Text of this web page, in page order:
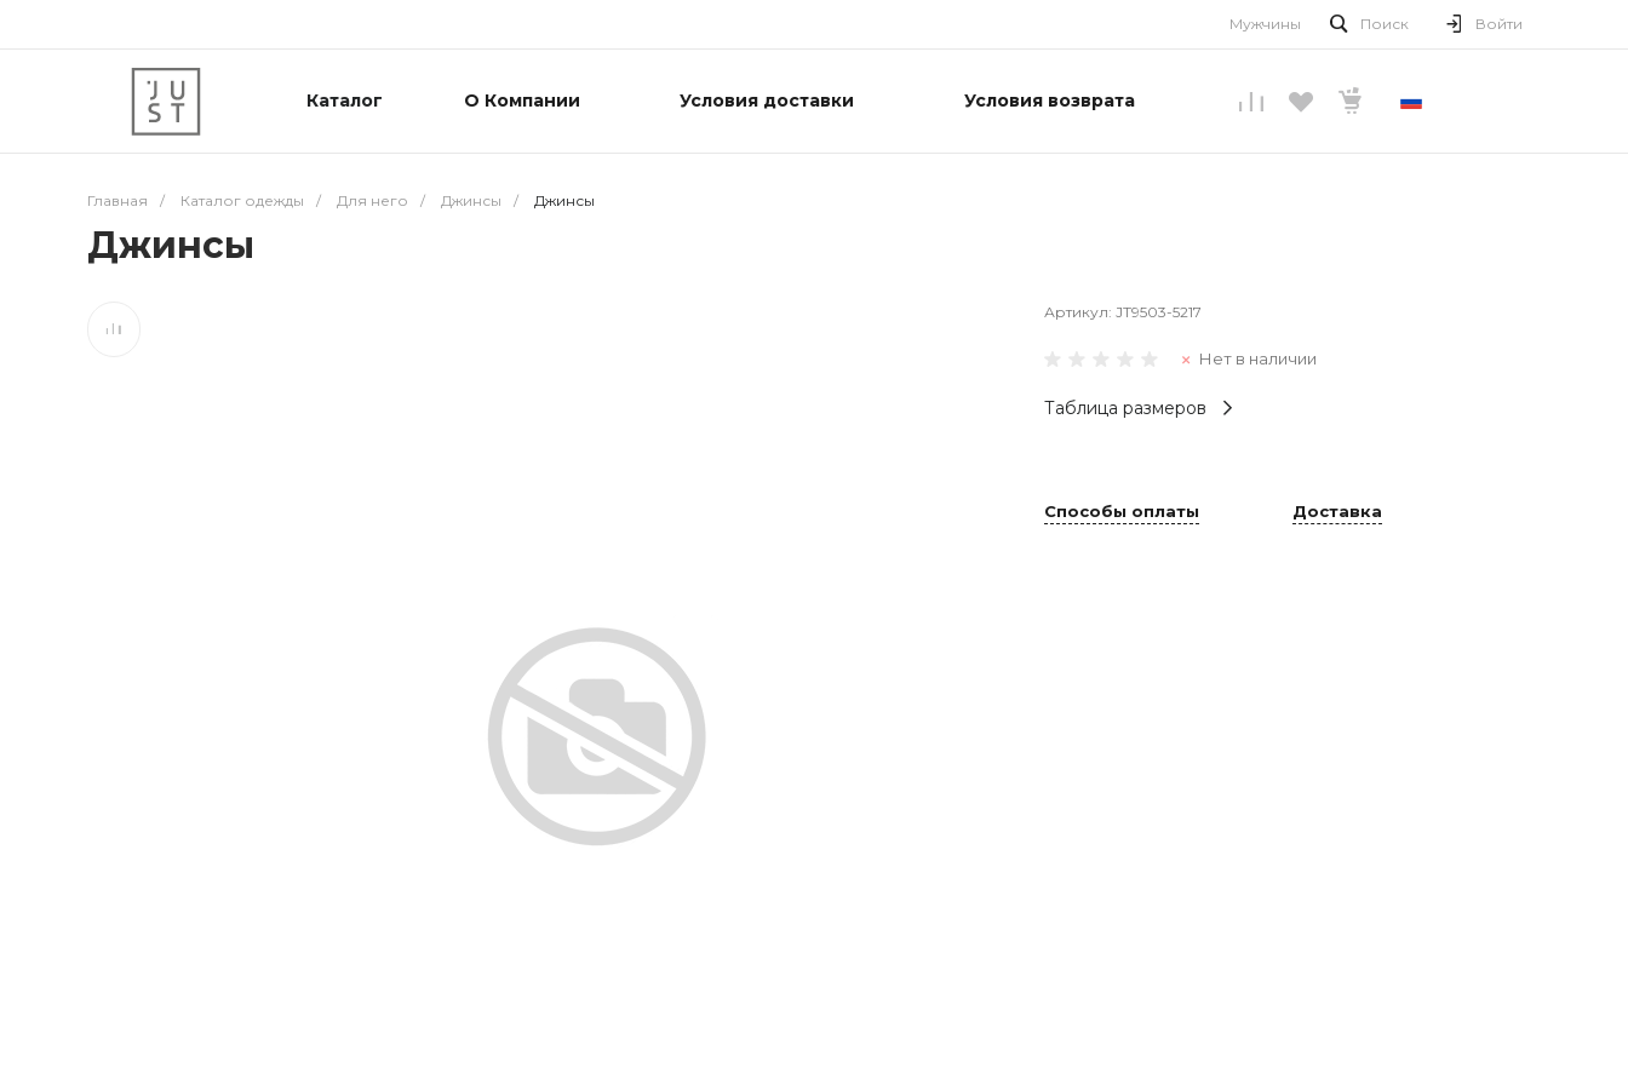
Мужчины Поиск Войти
Каталог О Компании Условия доставки Условия возврата
Главная / Каталог одежды / Для него / Джинсы / Джинсы
Джинсы
Артикул: JT9503-5217
Нет в наличии
Таблица размеров
Способы оплаты Доставка